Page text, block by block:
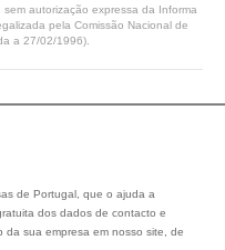
autorização expressa da Informa
pela Comissão Nacional de
a 27/02/1996).
de Portugal, que o ajuda a
dos dados de contacto e
da sua empresa em nosso site, de